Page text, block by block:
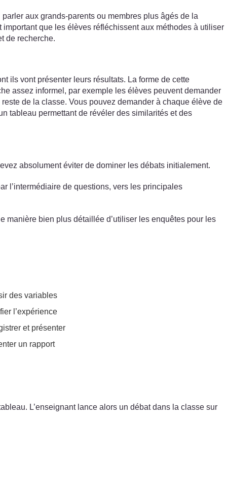
aux grands-parents ou membres plus âgés de la
que les élèves réfléchissent aux méthodes à utiliser
de recherche.
ils vont présenter leurs résultats. La forme de cette
assez informel, par exemple les élèves peuvent demander
de la classe. Vous pouvez demander à chaque élève de
tableau permettant de révéler des similarités et des
absolument éviter de dominer les débats initialement.
l’intermédiaire de questions, vers les principales
manière bien plus détaillée d’utiliser les enquêtes pour les
des variables
l’expérience
et présenter
un rapport
L’enseignant lance alors un débat dans la classe sur